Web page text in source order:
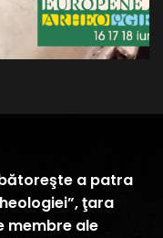
a patra
ţara
membre ale